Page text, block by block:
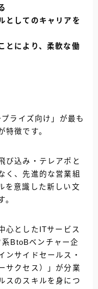
としてのキャリアを
とにより、柔軟な働
ライズ向け」が最も
特徴です。
び込み・テレアポと
く、先進的な営業組
を意識した新しい文
。
心としたITサービス
BtoBベンチャー企
ンサイドセールス・
サクセス）」が分業
スのスキルを身につ